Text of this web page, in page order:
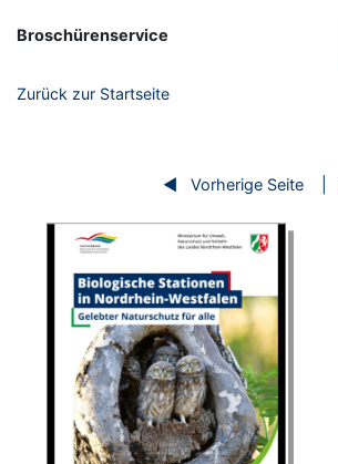
Broschürenservice
Zurück zur Startseite
Vorherige Seite